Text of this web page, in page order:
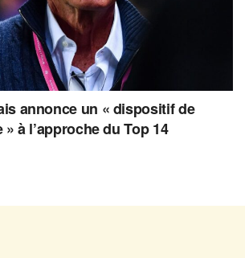
annonce un « dispositif de
à l’approche du Top 14